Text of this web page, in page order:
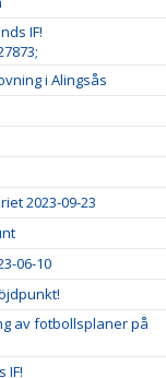
IF!
i Alingsås
2023-09-23
06-10
av fotbollsplaner på
IF!